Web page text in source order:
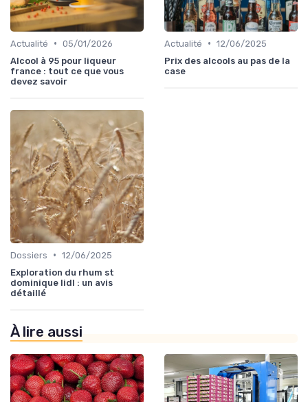
Actualité • 05/01/2026
Alcool à 95 pour liqueur
france : tout ce que vous
devez savoir
Actualité • 12/06/2025
Prix des alcools au pas de la
case
Dossiers • 12/06/2025
Exploration du rhum st
dominique lidl : un avis
détaillé
À lire aussi